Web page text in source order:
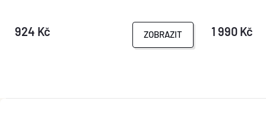
924 Kč ZOBRAZIT 1 990 Kč